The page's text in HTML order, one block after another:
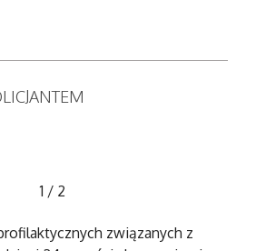
1 / 2
związanych z